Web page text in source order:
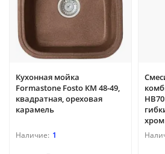
Кухонная мойка
Formastone Fosto КМ 48-49,
квадратная, ореховая
карамель
1
хром